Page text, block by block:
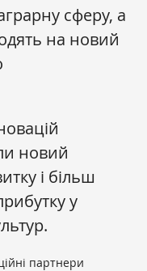
сферу, а
на новий
новий
і більш
у
партнери